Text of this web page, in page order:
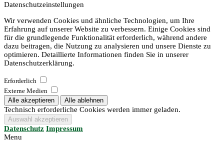
Datenschutzeinstellungen
Wir verwenden Cookies und ähnliche Technologien, um Ihre
Erfahrung auf unserer Website zu verbessern. Einige Cookies sind
für die grundlegende Funktionalität erforderlich, während andere
dazu beitragen, die Nutzung zu analysieren und unsere Dienste zu
optimieren. Detaillierte Informationen finden Sie in unserer
Datenschutzerklärung.
Erforderlich
Externe Medien
Technisch erforderliche Cookies werden immer geladen.
Datenschutz Impressum
Menu